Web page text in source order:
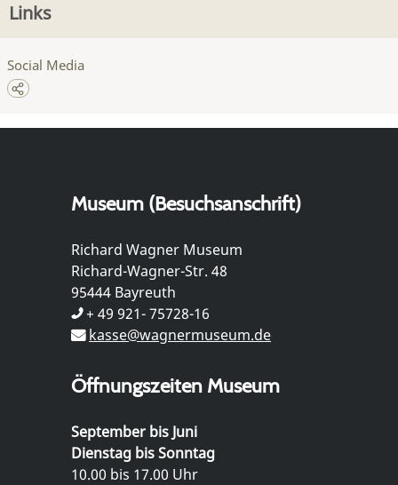
Links
Social Media
Museum (Besuchsanschrift)
Richard Wagner Museum
Richard-Wagner-Str. 48
95444 Bayreuth
+ 49 921- 75728-16
kasse@wagnermuseum.de
Öffnungszeiten Museum
September bis Juni
Dienstag bis Sonntag
10.00 bis 17.00 Uhr